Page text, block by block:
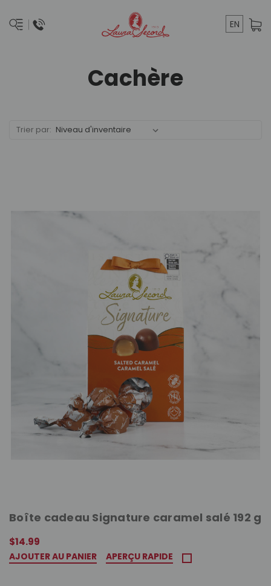
EN
Cachère
Trier par:
Boîte cadeau Signature caramel salé 192 g
$14.99
AJOUTER AU PANIER APERÇU RAPIDE